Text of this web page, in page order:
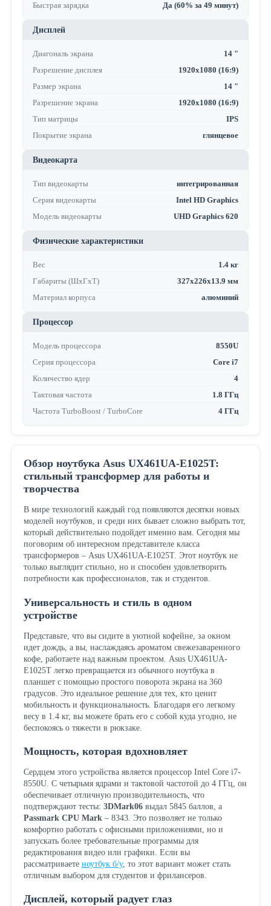
Быстрая зарядка
Да (60% за 49 минут)
Дисплей
Диагональ экрана
14 "
Разрешение дисплея
1920x1080 (16:9)
Размер экрана
14 "
Разрешение экрана
1920x1080 (16:9)
Тип матрицы
IPS
Покрытие экрана
глянцевое
Видеокарта
Тип видеокарты
интегрированная
Серия видеокарты
Intel HD Graphics
Модель видеокарты
UHD Graphics 620
Физические характеристики
Вес
1.4 кг
Габариты (ШхГхТ)
327x226x13.9 мм
Материал корпуса
алюминий
Процессор
Модель процессора
8550U
Серия процессора
Core i7
Количество ядер
4
Тактовая частота
1.8 ГГц
Частота TurboBoost / TurboCore
4 ГГц
Обзор ноутбука Asus UX461UA-E1025T:
стильный трансформер для работы и
творчества
В мире технологий каждый год появляются десятки новых
моделей ноутбуков, и среди них бывает сложно выбрать тот,
который действительно подойдет именно вам. Сегодня мы
поговорим об интересном представителе класса
трансформеров – Asus UX461UA-E1025T. Этот ноутбук не
только выглядит стильно, но и способен удовлетворить
потребности как профессионалов, так и студентов.
Универсальность и стиль в одном
устройстве
Представьте, что вы сидите в уютной кофейне, за окном
идет дождь, а вы, наслаждаясь ароматом свежезаваренного
кофе, работаете над важным проектом. Asus UX461UA-
E1025T легко превращается из обычного ноутбука в
планшет с помощью простого поворота экрана на 360
градусов. Это идеальное решение для тех, кто ценит
мобильность и функциональность. Благодаря его легкому
весу в 1.4 кг, вы можете брать его с собой куда угодно, не
беспокоясь о тяжести в рюкзаке.
Мощность, которая вдохновляет
Сердцем этого устройства является процессор Intel Core i7-
8550U. С четырьмя ядрами и тактовой частотой до 4 ГГц, он
обеспечивает отличную производительность, что
подтверждают тесты: 3DMark06выдал 5845 баллов, а
Passmark CPU Mark – 8343. Это позволяет не только
комфортно работать с офисными приложениями, но и
запускать более требовательные программы для
редактирования видео или графики. Если вы
рассматриваете ноутбук б/у, то этот вариант может стать
отличным выбором для студентов и фрилансеров.
Дисплей, который радует глаз